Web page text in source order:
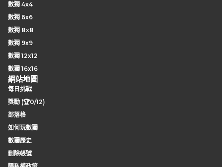
數獨 4x4
數獨 6x6
數獨 8x8
數獨 9x9
數獨 12x12
數獨 16x16
網站地圖
每日挑戰
獎勵 (🏆0/12)
部落格
如何玩數獨
數獨歷史
刪除帳號